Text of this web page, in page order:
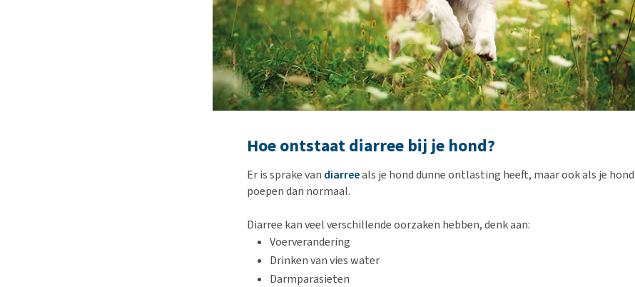
Hoe ontstaat diarree bij je hond?
Er is sprake van diarreeals je hond dunne ontlasting heeft, maar ook als je
poepen dan normaal.
Diarree kan veel verschillende oorzaken hebben, denk aan:
Voerverandering
Drinken van vies water
Darmparasieten